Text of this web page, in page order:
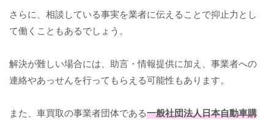
さらに、相談している事実を業者に伝えることで抑止力とし
て働くこともあるでしょう。
解決が難しい場合には、助言・情報提供に加え、事業者への
連絡やあっせんを行ってもらえる可能性もあります。
また、車買取の事業者団体である一般社団法人日本自動車購